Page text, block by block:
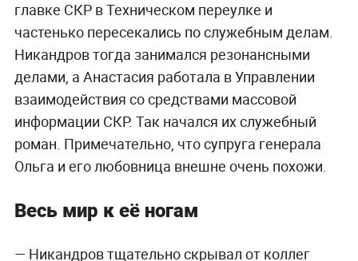
главке СКР в Техническом переулке и
частенько пересекались по служебным делам.
Никандров тогда занимался резонансными
делами, а Анастасия работала вУправлении
взаимодействия со средствами массовой
информации СКР. Так начался их служебный
роман. Примечательно, что супруга генерала
Ольга и его любовница внешне очень похожи.
Весь мир к её ногам
— Никандров тщательно скрывал от коллег